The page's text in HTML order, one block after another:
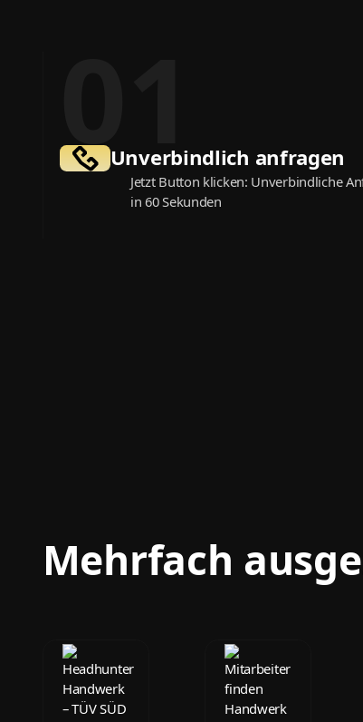
Unverbindlich anfragen
Jetzt Button klicken: Unverbindliche
in 60 Sekunden
Mehrfach